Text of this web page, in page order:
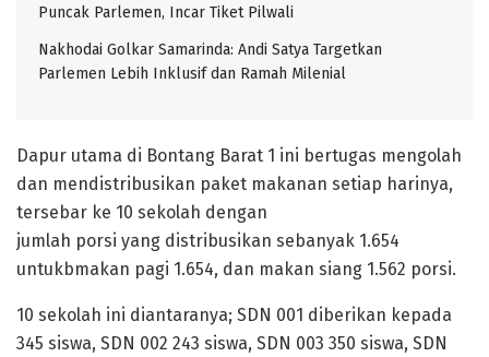
Puncak Parlemen, Incar Tiket Pilwali
Nakhodai Golkar Samarinda: Andi Satya Targetkan
Parlemen Lebih Inklusif dan Ramah Milenial
Dapur utama di Bontang Barat 1 ini bertugas mengolah
dan mendistribusikan paket makanan setiap harinya,
tersebar ke 10 sekolah dengan
jumlah porsi yang distribusikan sebanyak 1.654
untukbmakan pagi 1.654, dan makan siang 1.562 porsi.
10 sekolah ini diantaranya; SDN 001 diberikan kepada
345 siswa, SDN 002 243 siswa, SDN 003 350 siswa, SDN